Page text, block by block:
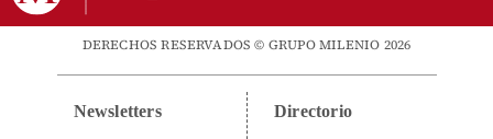
DERECHOS RESERVADOS © GRUPO MILENIO 2026
Newsletters Directorio